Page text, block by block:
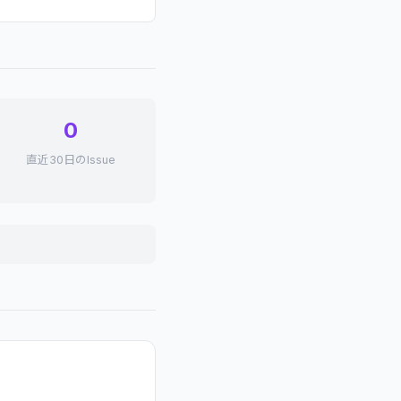
0
直近30日のIssue